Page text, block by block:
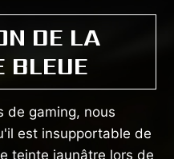
DE LA
BLEUE
de gaming, nous
est insupportable de
teinte jaunâtre lors de